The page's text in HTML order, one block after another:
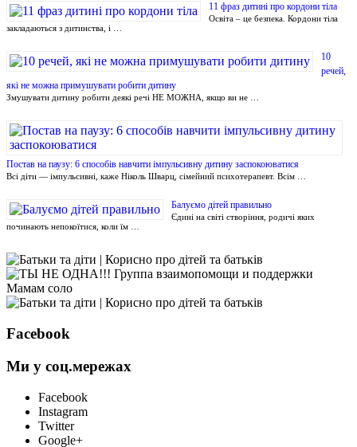
11 фраз дитині про кордони тіла
Освіта – це безпека. Кордони тіла
закладаються з дитинства, і …
10
речей,
які не можна примушувати робити дитину
Змушувати дитину робити деякі речі НЕ МОЖНА, якщо ви не …
Постав на паузу: 6 способів навчити імпульсивну дитину заспокоюватися
Всі діти — імпульсивні, каже Ніколь Шварц, сімейний психотерапевт. Всім …
Балуємо дітей правильно
Єдині на світі створіння, родичі яких
починають непокоїтися, коли їм …
Facebook
Ми у соц.мережах
Facebook
Instagram
Twitter
Google+